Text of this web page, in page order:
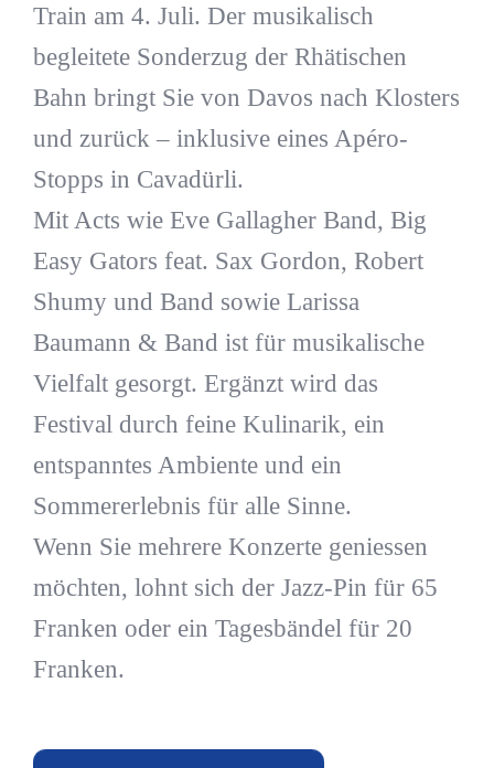
Train am 4. Juli. Der musikalisch
begleitete Sonderzug der Rhätischen
Bahn bringt Sie von Davos nach Klosters
und zurück – inklusive eines Apéro-
Stopps in Cavadürli.
Mit Acts wie Eve Gallagher Band, Big
Easy Gators feat. Sax Gordon, Robert
Shumy und Band sowie Larissa
Baumann & Band ist für musikalische
Vielfalt gesorgt. Ergänzt wird das
Festival durch feine Kulinarik, ein
entspanntes Ambiente und ein
Sommererlebnis für alle Sinne.
Wenn Sie mehrere Konzerte geniessen
möchten, lohnt sich der Jazz-Pin für 65
Franken oder ein Tagesbändel für 20
Franken.